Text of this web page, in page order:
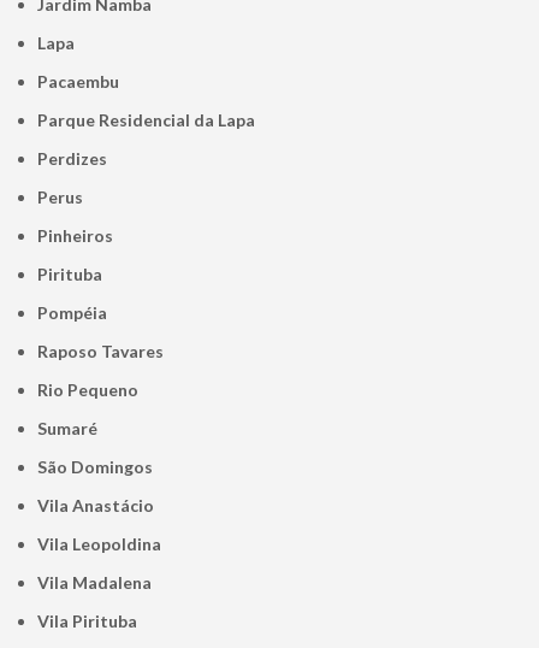
Jardim Namba
Lapa
Pacaembu
Parque Residencial da Lapa
Perdizes
Perus
Pinheiros
Pirituba
Pompéia
Raposo Tavares
Rio Pequeno
Sumaré
São Domingos
Vila Anastácio
Vila Leopoldina
Vila Madalena
Vila Pirituba